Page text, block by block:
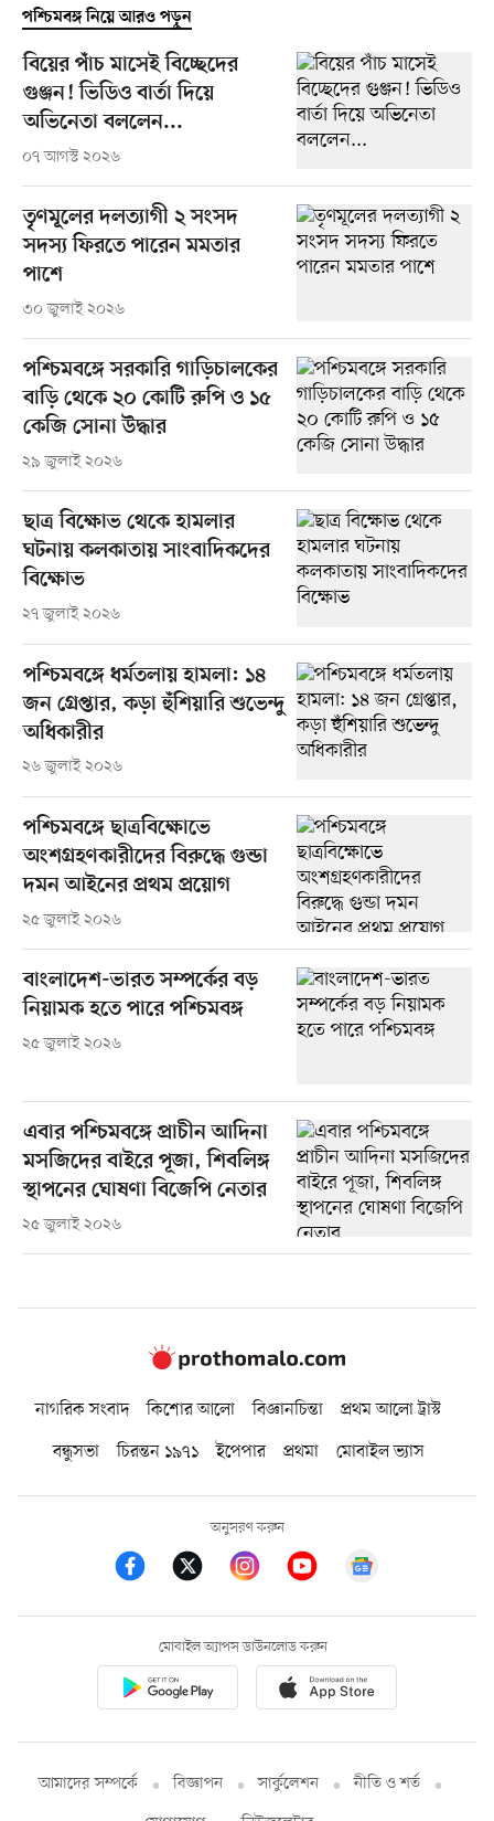
পশ্চিমবঙ্গ নিয়ে আরও পড়ুন
বিয়ের পাঁচ মাসেই বিচ্ছেদের
গুঞ্জন! ভিডিও বার্তা দিয়ে
অভিনেতা বললেন...
০৭ আগস্ট ২০২৬
তৃণমূলের দলত্যাগী ২ সংসদ
সদস্য ফিরতে পারেন মমতার
পাশে
৩০ জুলাই ২০২৬
পশ্চিমবঙ্গে সরকারি গাড়িচালকের
বাড়ি থেকে ২০ কোটি রুপি ও ১৫
কেজি সোনা উদ্ধার
২৯ জুলাই ২০২৬
ছাত্র বিক্ষোভ থেকে হামলার
ঘটনায় কলকাতায় সাংবাদিকদের
বিক্ষোভ
২৭ জুলাই ২০২৬
পশ্চিমবঙ্গে ধর্মতলায় হামলা: ১৪
জন গ্রেপ্তার, কড়া হুঁশিয়ারি শুভেন্দু
অধিকারীর
২৬ জুলাই ২০২৬
পশ্চিমবঙ্গে ছাত্রবিক্ষোভে
অংশগ্রহণকারীদের বিরুদ্ধে গুন্ডা
দমন আইনের প্রথম প্রয়োগ
২৫ জুলাই ২০২৬
বাংলাদেশ-ভারত সম্পর্কের বড়
নিয়ামক হতে পারে পশ্চিমবঙ্গ
২৫ জুলাই ২০২৬
এবার পশ্চিমবঙ্গে প্রাচীন আদিনা
মসজিদের বাইরে পূজা, শিবলিঙ্গ
স্থাপনের ঘোষণা বিজেপি নেতার
২৫ জুলাই ২০২৬
নাগরিক সংবাদ কিশোর আলো বিজ্ঞানচিন্তা
প্রথম আলো ট্রাস্ট
বন্ধুসভা
চিরন্তন ১৯৭১ ইপেপার প্রথমা মোবাইল ভ্যাস
অনুসরণ করুন
মোবাইল অ্যাপস ডাউনলোড করুন
আমাদের সম্পর্কে বিজ্ঞাপন সার্কুলেশন
নীতি ও শর্ত